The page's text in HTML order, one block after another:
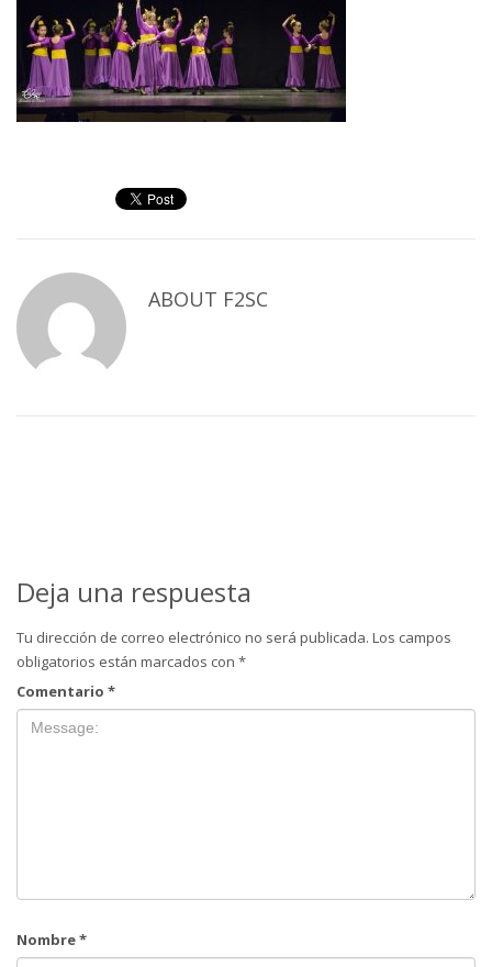
ABOUT F2SC
Deja una respuesta
Tu dirección de correo electrónico no será publicada. Los campos
obligatorios están marcados con *
Comentario *
Nombre*